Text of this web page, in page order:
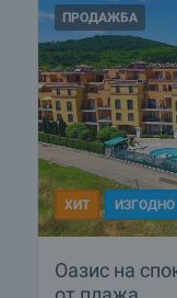
ПРОДАЖБА
ХИТ ИЗГОДНО
Оазис на